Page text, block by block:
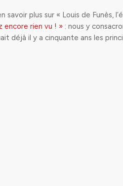
savoir plus sur « Louis de Funès,
encore rien vu ! » : nous y
déjà il y a cinquante ans les